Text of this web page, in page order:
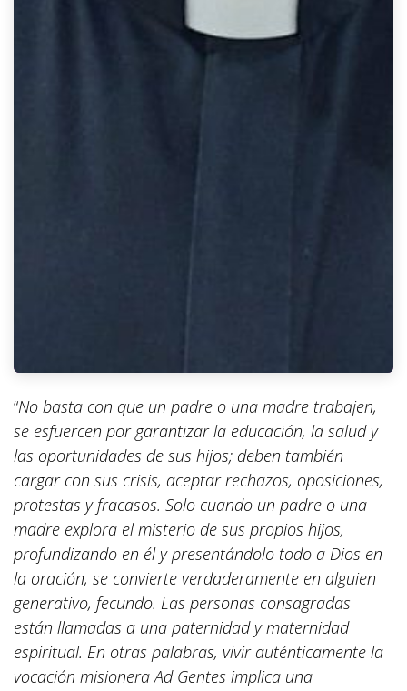
“No basta con que un padre o una madre trabajen,
se esfuercen por garantizar la educación, la salud y
las oportunidades de sus hijos; deben también
cargar con sus crisis, aceptar rechazos, oposiciones,
protestas y fracasos. Solo cuando un padre o una
madre explora el misterio de sus propios hijos,
profundizando en él y presentándolo todo a Dios en
la oración, se convierte verdaderamente en alguien
generativo, fecundo. Las personas consagradas
están llamadas a una paternidad y maternidad
espiritual. En otras palabras, vivir auténticamente la
vocación misionera Ad Gentes implica una